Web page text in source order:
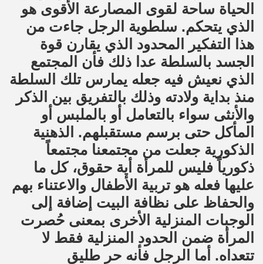
الحياة ساحة لقوى المصارعة الأقوى هو
الذي يتحكم. سلطوية الرجل جاءت من
هذا التفكير المحدود الذي يقارن قوة
الجسد بالسلطة عدا ذلك فأن المجتمع
الذي نعيش فيه جعله يمارس تلك السلطة
منذ بداية ولادته وذلك بالتفريق بين الذكر
والأنثى سواء بالتعامل أو بالملبس أو
المأكل حتى برسم مستقبلهم. الذهنية
الذكورية جعلت من مجتمعنا مجتمعاً
ذكورياً فليس للمرأة أية حقوق، كل ما
عليها فعله هو تربية الأطفال والاعتناء بهم
والحفاظ على نظافة البيت إضافة إلى
الوجبات المنزلية الأخرى بمعنى حُصرت
المرأة ضمن الحدود المنزلية فقط لا
تتعداه. أما الرجل فأنه حر طليق